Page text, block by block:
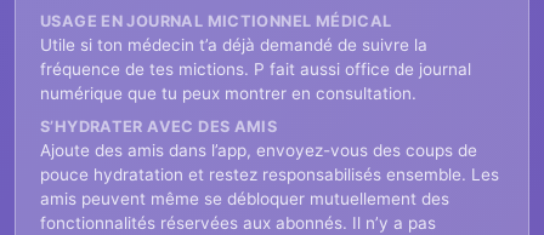
USAGE EN JOURNAL MICTIONNEL MÉDICAL
Utile si ton médecin t’a déjà demandé de suivre la
fréquence de tes mictions. P fait aussi office de journal
numérique que tu peux montrer en consultation.
S’HYDRATER AVEC DES AMIS
Ajoute des amis dans l’app, envoyez-vous des coups de
pouce hydratation et restez responsabilisés ensemble. Les
amis peuvent même se débloquer mutuellement des
fonctionnalités réservées aux abonnés. Il n’y a pas